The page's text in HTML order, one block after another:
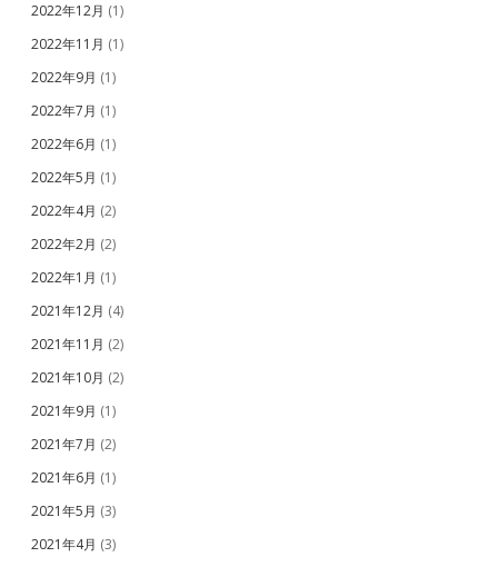
2022年12月 (1)
2022年11月 (1)
2022年9月 (1)
2022年7月 (1)
2022年6月 (1)
2022年5月 (1)
2022年4月 (2)
2022年2月 (2)
2022年1月 (1)
2021年12月 (4)
2021年11月 (2)
2021年10月 (2)
2021年9月 (1)
2021年7月 (2)
2021年6月 (1)
2021年5月 (3)
2021年4月 (3)